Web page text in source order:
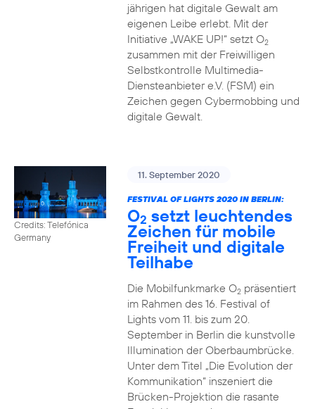
jährigen hat digitale Gewalt am
eigenen Leibe erlebt. Mit der
Initiative „WAKE UP!“ setzt O2
zusammen mit der Freiwilligen
Selbstkontrolle Multimedia-
Diensteanbieter e.V. (FSM) ein
Zeichen gegen Cybermobbing und
digitale Gewalt.
Credits: Telefónica
Germany
11. September 2020
FESTIVAL OF LIGHTS 2020 IN BERLIN:
O2 setzt leuchtendes
Zeichen für mobile
Freiheit und digitale
Teilhabe
Die Mobilfunkmarke O2präsentiert
im Rahmen des 16. Festival of
Lights vom 11. bis zum 20.
September in Berlin die kunstvolle
Illumination der Oberbaumbrücke.
Unter dem Titel „Die Evolution der
Kommunikation“ inszeniert die
Brücken-Projektion die rasante